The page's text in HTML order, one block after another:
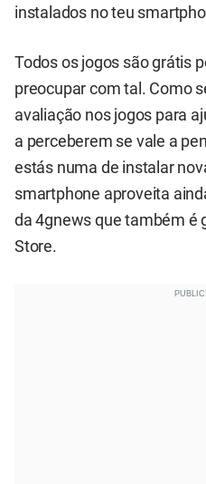
instalados no teu
Todos os jogos são grátis
preocupar com tal. Como
avaliação nos jogos para
a perceberem se vale a
estás numa de instalar
smartphone aproveita
da 4gnews que também é
Store.